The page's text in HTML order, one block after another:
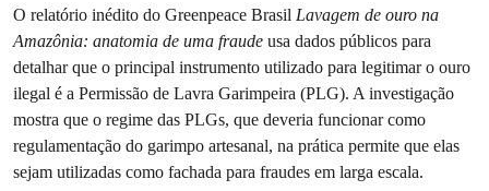
O relatório inédito do Greenpeace Brasil Lavagem de ouro na
Amazônia: anatomia de uma fraude usa dados públicos para
detalhar que o principal instrumento utilizado para legitimar o ouro
ilegal é a Permissão de Lavra Garimpeira (PLG). A investigação
mostra que o regime das PLGs, que deveria funcionar como
regulamentação do garimpo artesanal, na prática permite que elas
sejam utilizadas como fachada para fraudes em larga escala.